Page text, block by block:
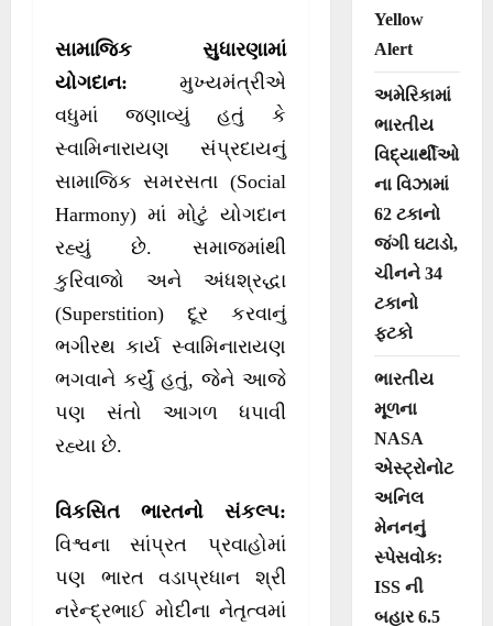
સામાજિક સુધારણામાં
યોગદાન: મુખ્યમંત્રીએ
વધુમાં જણાવ્યું હતું કે
સ્વામિનારાયણ સંપ્રદાયનું
સામાજિક સમરસતા (Social
Harmony) માં મોટું યોગદાન
રહ્યું છે. સમાજમાંથી
કુરિવાજો અને અંધશ્રદ્ધા
(Superstition) દૂર કરવાનું
ભગીરથ કાર્ય સ્વામિનારાયણ
ભગવાને કર્યું હતું, જેને આજે
પણ સંતો આગળ ધપાવી
રહ્યા છે.
વિકસિત ભારતનો સંકલ્પ:
વિશ્વના સાંપ્રત પ્રવાહોમાં
પણ ભારત વડાપ્રધાન શ્રી
નરેન્દ્રભાઈ મોદીના નેતૃત્વમાં
Yellow
Alert
અમેરિકામાં
ભારતીય
વિદ્યાર્થીઓ
ના વિઝામાં
62 ટકાનો
જંગી ઘટાડો,
ચીનને 34
ટકાનો
ફટકો
ભારતીય
મૂળના
NASA
એસ્ટ્રોનોટ
અનિલ
મેનનનું
સ્પેસવોક:
ISS ની
બહાર 6.5